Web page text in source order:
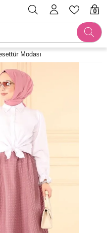
0
Modası